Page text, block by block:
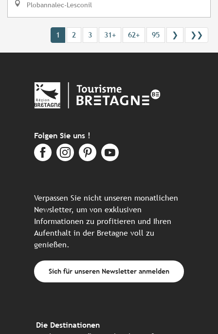
Plobannalec-Lesconil
1 2 3 31+ 62+ 95 ❯ ❯❯
Folgen Sie uns !
Verpassen Sie nicht unseren monatlichen
Newsletter, um von exklusiven
Informationen zu profitieren und Ihren
Aufenthalt in der Bretagne voll zu
genießen.
Sich für unseren Newsletter anmelden
Die Destinationen